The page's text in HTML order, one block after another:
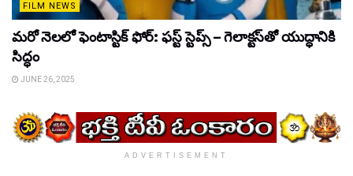
FILM NEWS
మరో నెలలో ఫెంటాస్టిక్ ఫోర్: ఫస్ట్ స్టెప్స్ – గెలాక్టస్‌తో యుద్ధానికి
సిద్ధం
JUNE 26, 2025
ADVERTISEMENT